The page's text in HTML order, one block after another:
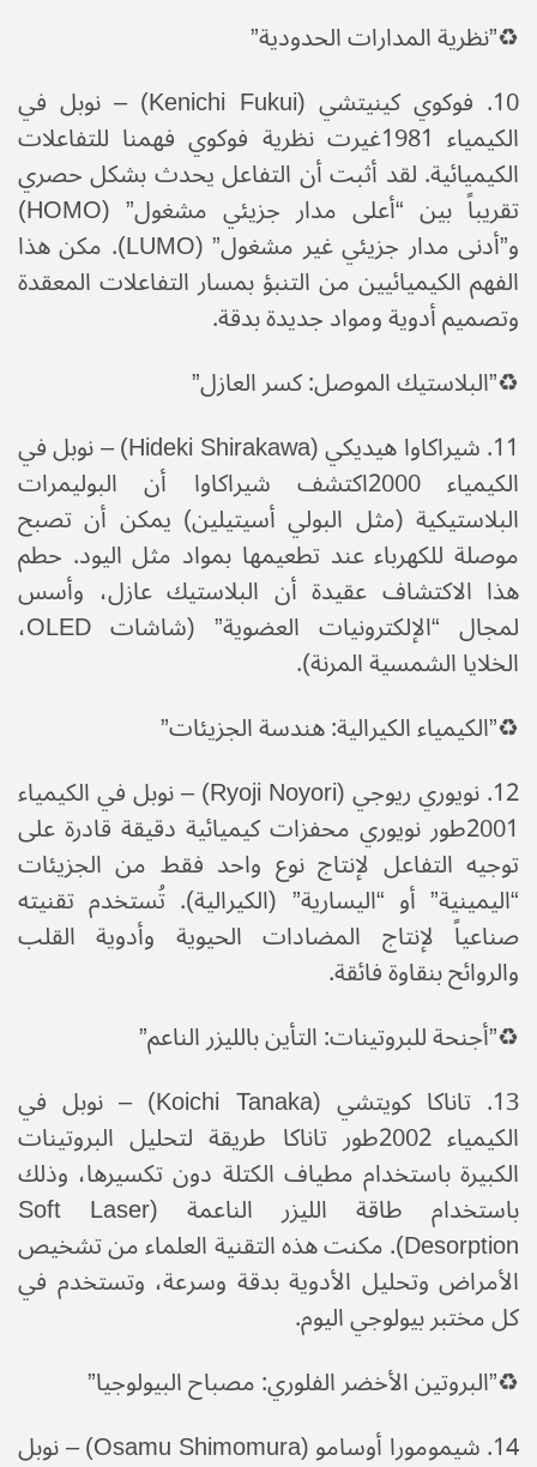
♻️​”نظرية المدارات الحدودية”
​10. فوكوي كينيتشي (Kenichi Fukui) – نوبل في
الكيمياء 1981​غيرت نظرية فوكوي فهمنا للتفاعلات
الكيميائية. لقد أثبت أن التفاعل يحدث بشكل حصري
تقريباً بين “أعلى مدار جزيئي مشغول” (HOMO)
و”أدنى مدار جزيئي غير مشغول” (LUMO). مكن هذا
الفهم الكيميائيين من التنبؤ بمسار التفاعلات المعقدة
وتصميم أدوية ومواد جديدة بدقة.
♻️​”البلاستيك الموصل: كسر العازل”
​11. شيراكاوا هيديكي (Hideki Shirakawa) – نوبل في
الكيمياء 2000​اكتشف شيراكاوا أن البوليمرات
البلاستيكية (مثل البولي أسيتيلين) يمكن أن تصبح
موصلة للكهرباء عند تطعيمها بمواد مثل اليود. حطم
هذا الاكتشاف عقيدة أن البلاستيك عازل، وأسس
لمجال “الإلكترونيات العضوية” (شاشات OLED،
الخلايا الشمسية المرنة).
♻️​”الكيمياء الكيرالية: هندسة الجزيئات”
​12. نويوري ريوجي (Ryoji Noyori) – نوبل في الكيمياء
2001​طور نويوري محفزات كيميائية دقيقة قادرة على
توجيه التفاعل لإنتاج نوع واحد فقط من الجزيئات
“اليمينية” أو “اليسارية” (الكيرالية). تُستخدم تقنيته
صناعياً لإنتاج المضادات الحيوية وأدوية القلب
والروائح بنقاوة فائقة.
♻️​”أجنحة للبروتينات: التأين بالليزر الناعم”
​13. تاناكا كويتشي (Koichi Tanaka) – نوبل في
الكيمياء 2002​طور تاناكا طريقة لتحليل البروتينات
الكبيرة باستخدام مطياف الكتلة دون تكسيرها، وذلك
باستخدام طاقة الليزر الناعمة (Soft Laser
Desorption). مكنت هذه التقنية العلماء من تشخيص
الأمراض وتحليل الأدوية بدقة وسرعة، وتستخدم في
كل مختبر بيولوجي اليوم.
♻️​”البروتين الأخضر الفلوري: مصباح البيولوجيا”
​14. شيمومورا أوسامو (Osamu Shimomura) – نوبل